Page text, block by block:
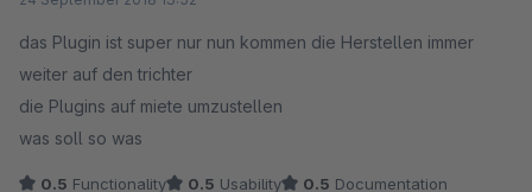
das Plugin ist super nur nun kommen die Herstellen immer
weiter auf den trichter
die Plugins auf miete umzustellen
was soll so was
0.5 Functionality 0.5 Usability 0.5 Documentation